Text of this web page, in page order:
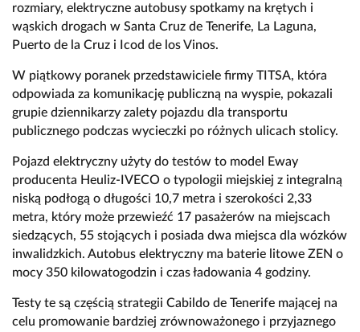
rozmiary, elektryczne autobusy spotkamy na krętych i
wąskich drogach w Santa Cruz de Tenerife, La Laguna,
Puerto de la Cruz i Icod de los Vinos.
W piątkowy poranek przedstawiciele firmy TITSA, która
odpowiada za komunikację publiczną na wyspie, pokazali
grupie dziennikarzy zalety pojazdu dla transportu
publicznego podczas wycieczki po różnych ulicach stolicy.
Pojazd elektryczny użyty do testów to model Eway
producenta Heuliz-IVECO o typologii miejskiej z integralną
niską podłogą o długości 10,7 metra i szerokości 2,33
metra, który może przewieźć 17 pasażerów na miejscach
siedzących, 55 stojących i posiada dwa miejsca dla wózków
inwalidzkich. Autobus elektryczny ma baterie litowe ZEN o
mocy 350 kilowatogodzin i czas ładowania 4 godziny.
Testy te są częścią strategii Cabildo de Tenerife mającej na
celu promowanie bardziej zrównoważonego i przyjaznego